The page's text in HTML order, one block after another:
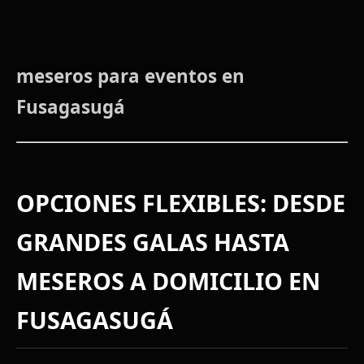
meseros para eventos en
Fusagasugá
OPCIONES FLEXIBLES: DESDE
GRANDES GALAS HASTA
MESEROS A DOMICILIO EN
FUSAGASUGÁ